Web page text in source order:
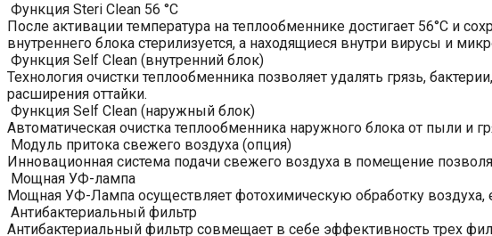
Функция Steri Clean 56 °C
После активации температура на теплообменнике достигает 56°C и
внутреннего блока стерилизуется, а находящиеся внутри вирусы и
Функция Self Clean (внутренний блок)
Технология очистки теплообменника позволяет удалять грязь,
расширения оттайки.
Функция Self Clean (наружный блок)
Автоматическая очистка теплообменника наружного блока от пыли и
Модуль притока свежего воздуха (опция)
Инновационная система подачи свежего воздуха в помещение
Мощная УФ-лампа
Мощная УФ-Лампа осуществляет фотохимическую обработку
Антибактериальный фильтр
Антибактериальный фильтр совмещает в себе эффективность трех